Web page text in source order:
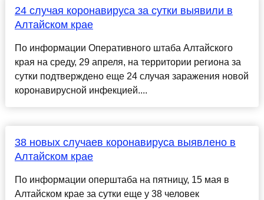
24 случая коронавируса за сутки выявили в
Алтайском крае
По информации Оперативного штаба Алтайского
края на среду, 29 апреля, на территории региона за
сутки подтверждено еще 24 случая заражения новой
коронавирусной инфекцией....
38 новых случаев коронавируса выявлено в
Алтайском крае
По информации оперштаба на пятницу, 15 мая в
Алтайском крае за сутки еще у 38 человек